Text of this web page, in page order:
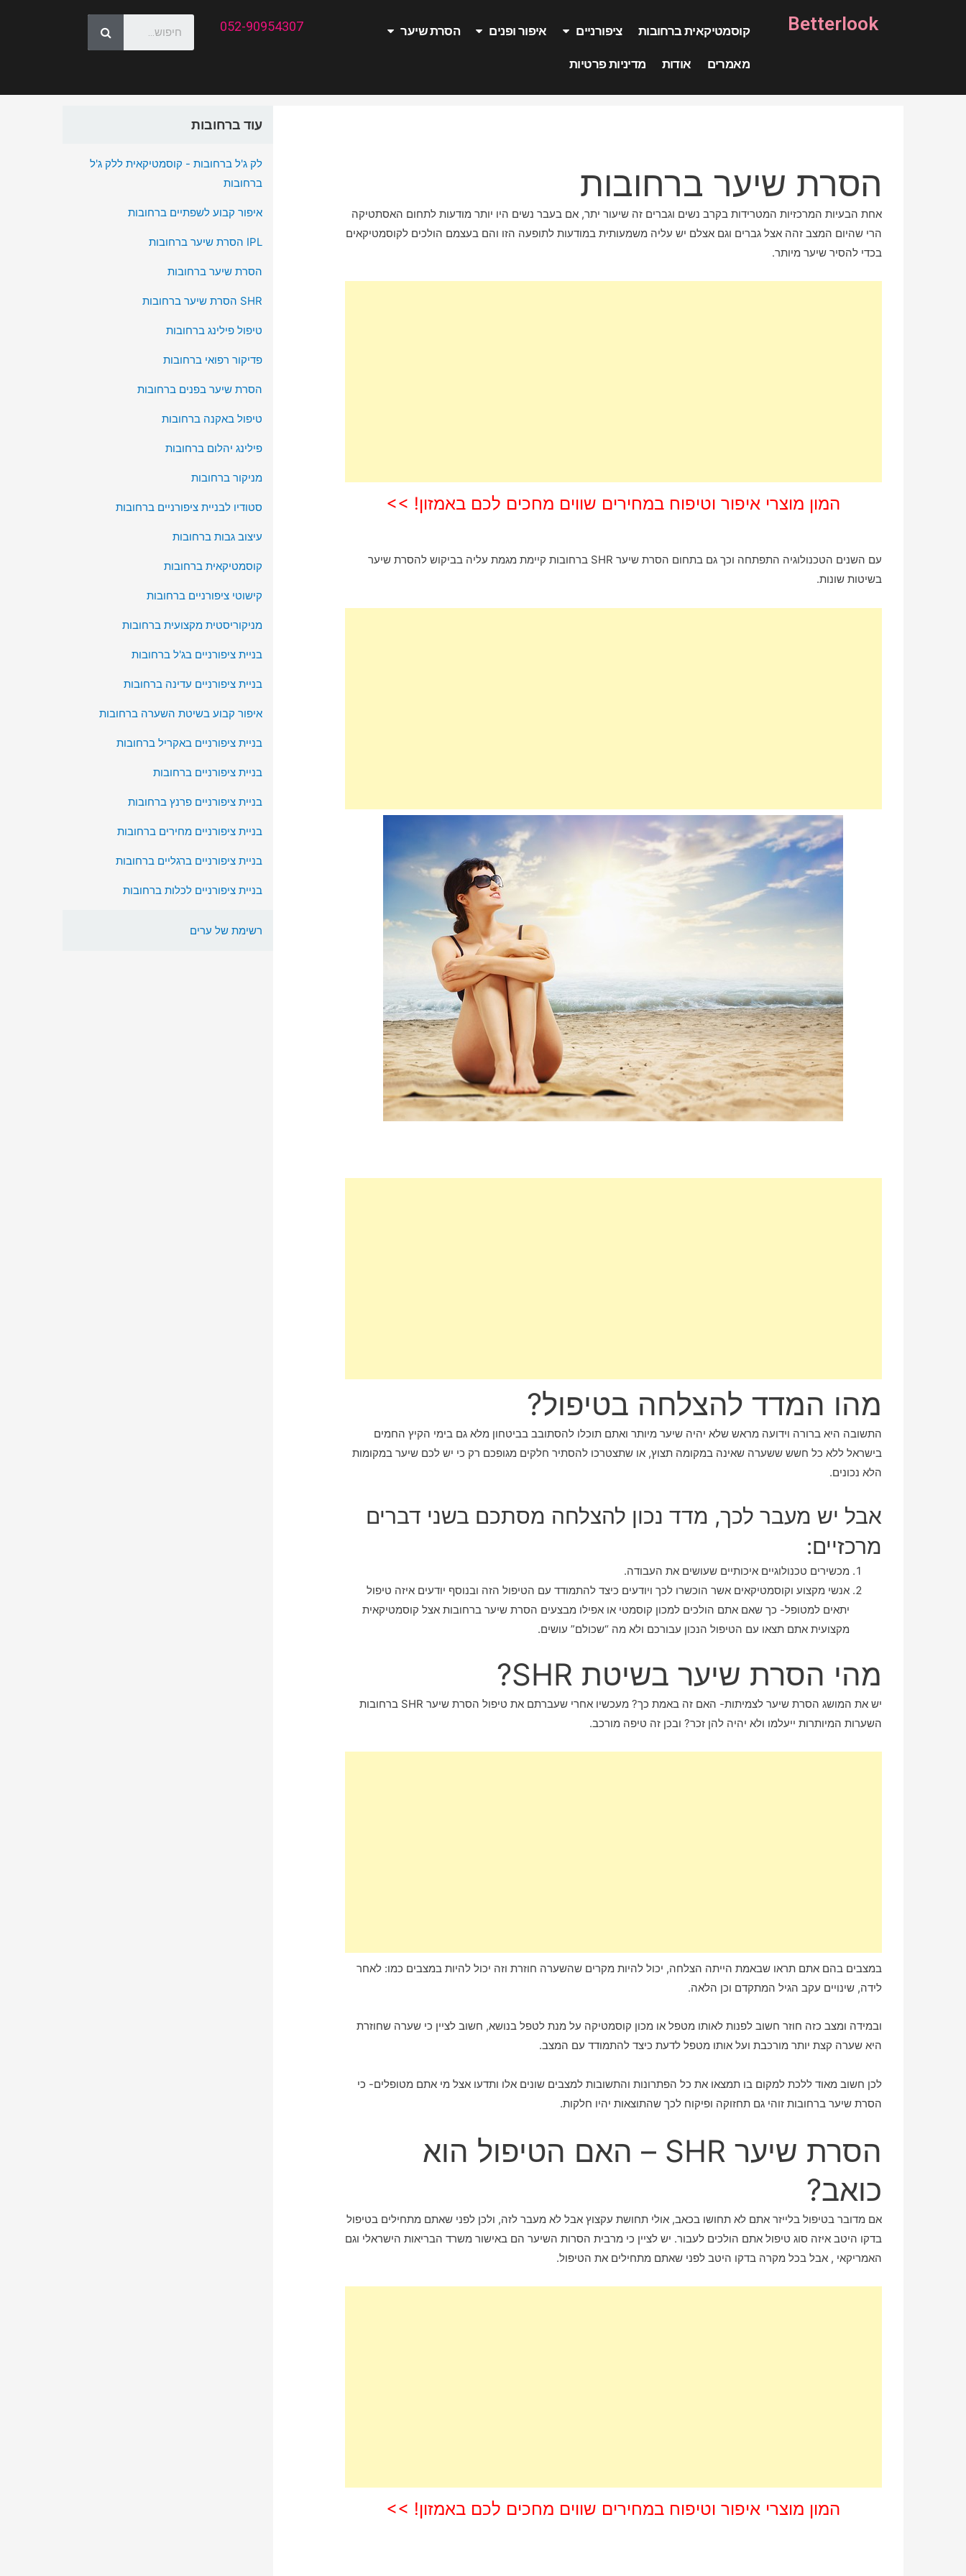
Betterlook קוסמטיקאית ברחובות ציפורניים איפור ופנים הסרת שיער
מאמרים אודות מדיניות פרטיות
052-90954307
הסרת שיער ברחובות
אחת הבעיות המרכזיות המטרידות בקרב נשים וגברים זה שיעור יתר, אם בעבר נשים היו יותר מודעות לתחום האסתטיקה
הרי שהיום המצב זהה אצל גברים וגם אצלם יש עליה משמעותית במודעות לתופעה הזו והם בעצמם הולכים לקוסמטיקאים
בכדי להסיר שיער מיותר.
המון מוצרי איפור וטיפוח במחירים שווים מחכים לכם באמזון! >>
עם השנים הטכנולוגיה התפתחה וכך גם בתחום הסרת שיער SHR ברחובות קיימת מגמת עליה בביקוש להסרת שיער
בשיטות שונות.
מהו המדד להצלחה בטיפול?
התשובה היא ברורה וידועה מראש שלא יהיה שיער מיותר ואתם תוכלו להסתובב בביטחון מלא גם בימי הקיץ החמים
בישראל ללא כל חשש ששערה שאינה במקומה תצוץ, או שתצטרכו להסתיר חלקים מגופכם רק כי יש לכם שיער במקומות
הלא נכונים.
אבל יש מעבר לכך, מדד נכון להצלחה מסתכם בשני דברים
מרכזיים:
מכשירים טכנולוגיים איכותיים שעושים את העבודה.
אנשי מקצוע וקוסמטיקאים אשר הוכשרו לכך ויודעים כיצד להתמודד עם הטיפול הזה ובנוסף יודעים איזה טיפול
יתאים למטופל- כך שאם אתם הולכים למכון קוסמטי או אפילו מבצעים הסרת שיער ברחובות אצל קוסמטיקאית
מקצועית אתם תצאו עם הטיפול הנכון עבורכם ולא מה “שכולם” עושים.
מהי הסרת שיער בשיטת SHR?
יש את המושג הסרת שיער לצמיתות- האם זה באמת כך? מעכשיו אחרי שעברתם את טיפול הסרת שיער SHR ברחובות
השערות המיותרות ייעלמו ולא יהיה להן זכר? ובכן זה טיפה מורכב.
במצבים בהם אתם תראו שבאמת הייתה הצלחה, יכול להיות מקרים שהשערה חוזרת וזה יכול להיות במצבים כמו: לאחר
לידה, שינויים עקב הגיל המתקדם וכן הלאה.
ובמידה ומצב כזה חוזר חשוב לפנות לאותו מטפל או מכון קוסמטיקה על מנת לטפל בנושא, חשוב לציין כי שערה שחוזרת
היא שערה קצת יותר מורכבת ועל אותו מטפל לדעת כיצד להתמודד עם המצב.
לכן חשוב מאוד ללכת למקום בו תמצאו את כל הפתרונות והתשובות למצבים שונים אלו ותדעו אצל מי אתם מטופלים- כי
הסרת שיער ברחובות זוהי גם תחזוקה ופיקוח לכך שהתוצאות יהיו חלקות.
הסרת שיער SHR – האם הטיפול הוא
כואב?
אם מדובר בטיפול בלייזר אתם לא תחושו בכאב, אולי תחושת עקצוץ אבל לא מעבר לזה, ולכן לפני שאתם מתחילים בטיפול
בדקו היטב איזה סוג טיפול אתם הולכים לעבור. יש לציין כי מרבית הסרות השיער הם באישור משרד הבריאות הישראלי וגם
האמריקאי , אבל בכל מקרה בדקו היטב לפני שאתם מתחילים את הטיפול.
המון מוצרי איפור וטיפוח במחירים שווים מחכים לכם באמזון! >>
עוד ברחובות
לק ג'ל ברחובות - קוסמטיקאית ללק ג'ל
ברחובות
איפור קבוע לשפתיים ברחובות
IPL הסרת שיער ברחובות
הסרת שיער ברחובות
SHR הסרת שיער ברחובות
טיפול פילינג ברחובות
פדיקור רפואי ברחובות
הסרת שיער בפנים ברחובות
טיפול באקנה ברחובות
פילינג יהלום ברחובות
מניקור ברחובות
סטודיו לבניית ציפורניים ברחובות
עיצוב גבות ברחובות
קוסמטיקאית ברחובות
קישוטי ציפורניים ברחובות
מניקוריסטית מקצועית ברחובות
בניית ציפורניים בג'ל ברחובות
בניית ציפורניים עדינה ברחובות
איפור קבוע בשיטת השערה ברחובות
בניית ציפורניים באקריל ברחובות
בניית ציפורניים ברחובות
בניית ציפורניים פרנץ ברחובות
בניית ציפורניים מחירים ברחובות
בניית ציפורניים ברגליים ברחובות
בניית ציפורניים לכלות ברחובות
רשימת של ערים